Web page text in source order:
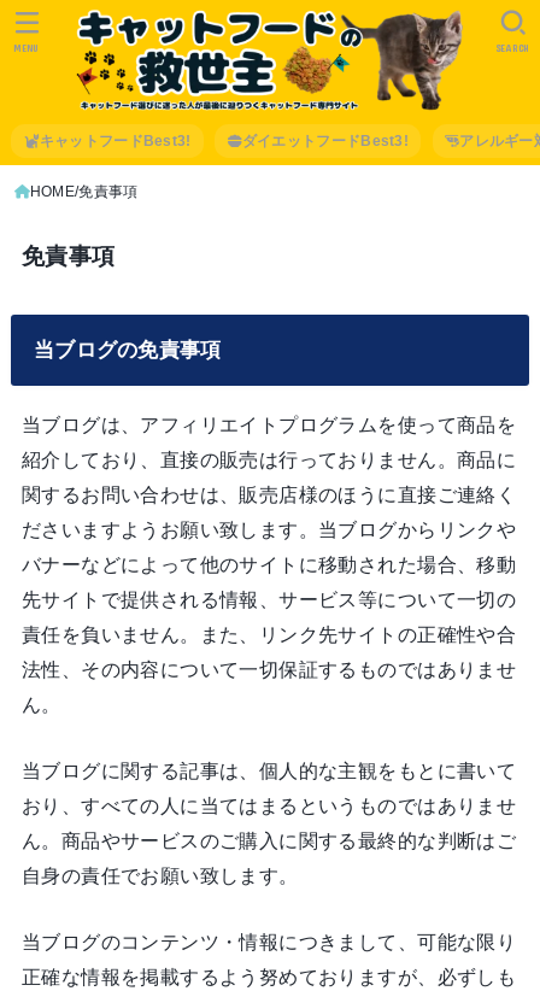
キャットフードBest3! ダイエットフードBest3! アレルギー
SEARCH
MENU
HOME 免責事項
免責事項
当ブログの免責事項
当ブログは、アフィリエイトプログラムを使って商品を
紹介しており、直接の販売は行っておりません。商品に
関するお問い合わせは、販売店様のほうに直接ご連絡く
ださいますようお願い致します。当ブログからリンクや
バナーなどによって他のサイトに移動された場合、移動
先サイトで提供される情報、サービス等について一切の
責任を負いません。また、リンク先サイトの正確性や合
法性、その内容について一切保証するものではありませ
ん。
当ブログに関する記事は、個人的な主観をもとに書いて
おり、すべての人に当てはまるというものではありませ
ん。商品やサービスのご購入に関する最終的な判断はご
自身の責任でお願い致します。
当ブログのコンテンツ・情報につきまして、可能な限り
正確な情報を掲載するよう努めておりますが、必ずしも